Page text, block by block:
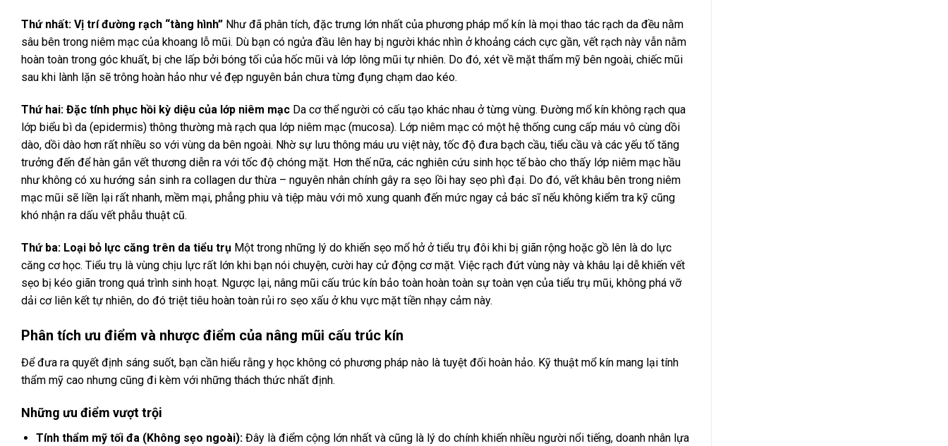
Thứ nhất: Vị trí đường rạch “tàng hình” Như đã phân tích, đặc trưng lớn nhất của phương pháp mổ kín là mọi thao tác rạch da đều nằm
sâu bên trong niêm mạc của khoang lỗ mũi. Dù bạn có ngửa đầu lên hay bị người khác nhìn ở khoảng cách cực gần, vết rạch này vẫn nằm
hoàn toàn trong góc khuất, bị che lấp bởi bóng tối của hốc mũi và lớp lông mũi tự nhiên. Do đó, xét về mặt thẩm mỹ bên ngoài, chiếc mũi
sau khi lành lặn sẽ trông hoàn hảo như vẻ đẹp nguyên bản chưa từng đụng chạm dao kéo.
Thứ hai: Đặc tính phục hồi kỳ diệu của lớp niêm mạc Da cơ thể người có cấu tạo khác nhau ở từng vùng. Đường mổ kín không rạch qua
lớp biểu bì da (epidermis) thông thường mà rạch qua lớp niêm mạc (mucosa). Lớp niêm mạc có một hệ thống cung cấp máu vô cùng dồi
dào, dồi dào hơn rất nhiều so với vùng da bên ngoài. Nhờ sự lưu thông máu ưu việt này, tốc độ đưa bạch cầu, tiểu cầu và các yếu tố tăng
trưởng đến để hàn gắn vết thương diễn ra với tốc độ chóng mặt. Hơn thế nữa, các nghiên cứu sinh học tế bào cho thấy lớp niêm mạc hầu
như không có xu hướng sản sinh ra collagen dư thừa – nguyên nhân chính gây ra sẹo lồi hay sẹo phì đại. Do đó, vết khâu bên trong niêm
mạc mũi sẽ liền lại rất nhanh, mềm mại, phẳng phiu và tiệp màu với mô xung quanh đến mức ngay cả bác sĩ nếu không kiểm tra kỹ cũng
khó nhận ra dấu vết phẫu thuật cũ.
Thứ ba: Loại bỏ lực căng trên da tiểu trụ Một trong những lý do khiến sẹo mổ hở ở tiểu trụ đôi khi bị giãn rộng hoặc gồ lên là do lực
căng cơ học. Tiểu trụ là vùng chịu lực rất lớn khi bạn nói chuyện, cười hay cử động cơ mặt. Việc rạch đứt vùng này và khâu lại dễ khiến vết
sẹo bị kéo giãn trong quá trình sinh hoạt. Ngược lại, nâng mũi cấu trúc kín bảo toàn hoàn toàn sự toàn vẹn của tiểu trụ mũi, không phá vỡ
dải cơ liên kết tự nhiên, do đó triệt tiêu hoàn toàn rủi ro sẹo xấu ở khu vực mặt tiền nhạy cảm này.
Phân tích ưu điểm và nhược điểm của nâng mũi cấu trúc kín
Để đưa ra quyết định sáng suốt, bạn cần hiểu rằng y học không có phương pháp nào là tuyệt đối hoàn hảo. Kỹ thuật mổ kín mang lại tính
thẩm mỹ cao nhưng cũng đi kèm với những thách thức nhất định.
Những ưu điểm vượt trội
Tính thẩm mỹ tối đa (Không sẹo ngoài):Đây là điểm cộng lớn nhất và cũng là lý do chính khiến nhiều người nổi tiếng, doanh nhân lựa